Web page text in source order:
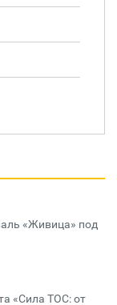
«Живица» под
«Сила ТОС: от